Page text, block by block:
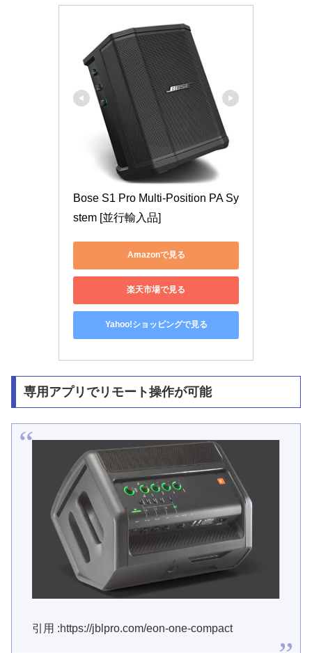
Bose S1 Pro Multi-Position PA Sy
stem [並行輸入品]
Amazonで見る
楽天市場で見る
Yahoo!ショッピングで見る
専用アプリでリモート操作が可能
引用 :https://jblpro.com/eon-one-compact